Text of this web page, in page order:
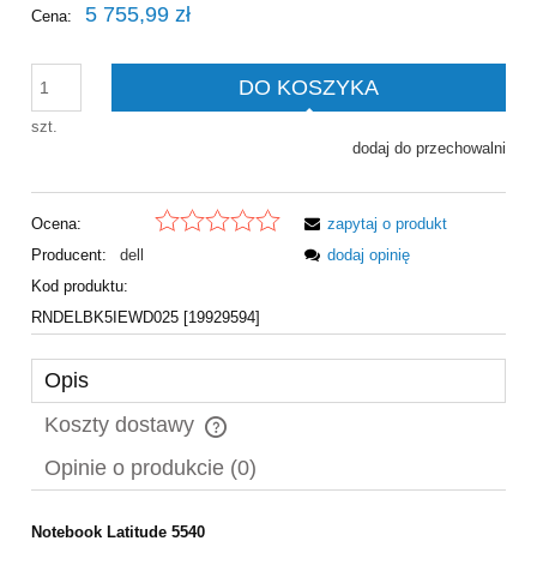
Cena: 5 755,99 zł
szt.
DO KOSZYKA
dodaj do przechowalni
Ocena:
Producent:
dell
Kod produktu:
RNDELBK5IEWD025 [19929594]
zapytaj o produkt
dodaj opinię
Opis
Koszty dostawy
Cena nie zawiera ewentualnych kosztów płatności
Opinie o produkcie (0)
Notebook Latitude 5540